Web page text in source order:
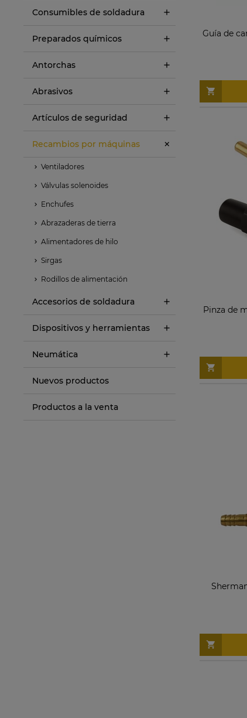
Consumibles de soldadura
Preparados químicos
Antorchas
Abrasivos
Artículos de seguridad
Recambios por máquinas
Ventiladores
Válvulas solenoides
Enchufes
Abrazaderas de tierra
Alimentadores de hilo
Sirgas
Rodillos de alimentación
Accesorios de soldadura
Dispositivos y herramientas
Neumática
Nuevos productos
Productos a la venta
Guía de
Pinza de